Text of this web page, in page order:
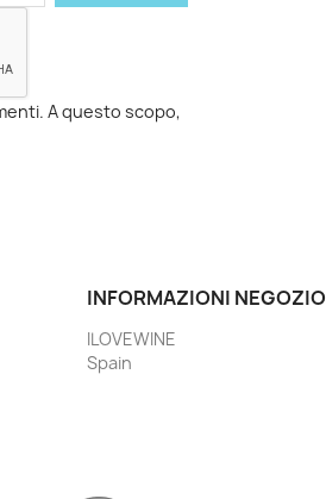
A questo scopo,
INFORMAZIONI NEGOZIO
ILOVEWINE
Spain